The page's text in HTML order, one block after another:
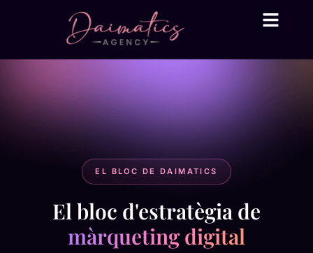
EL BLOC DE DAIMATICS
El bloc d'estratègia de
màrqueting digital
Daima Business AI
● En línia